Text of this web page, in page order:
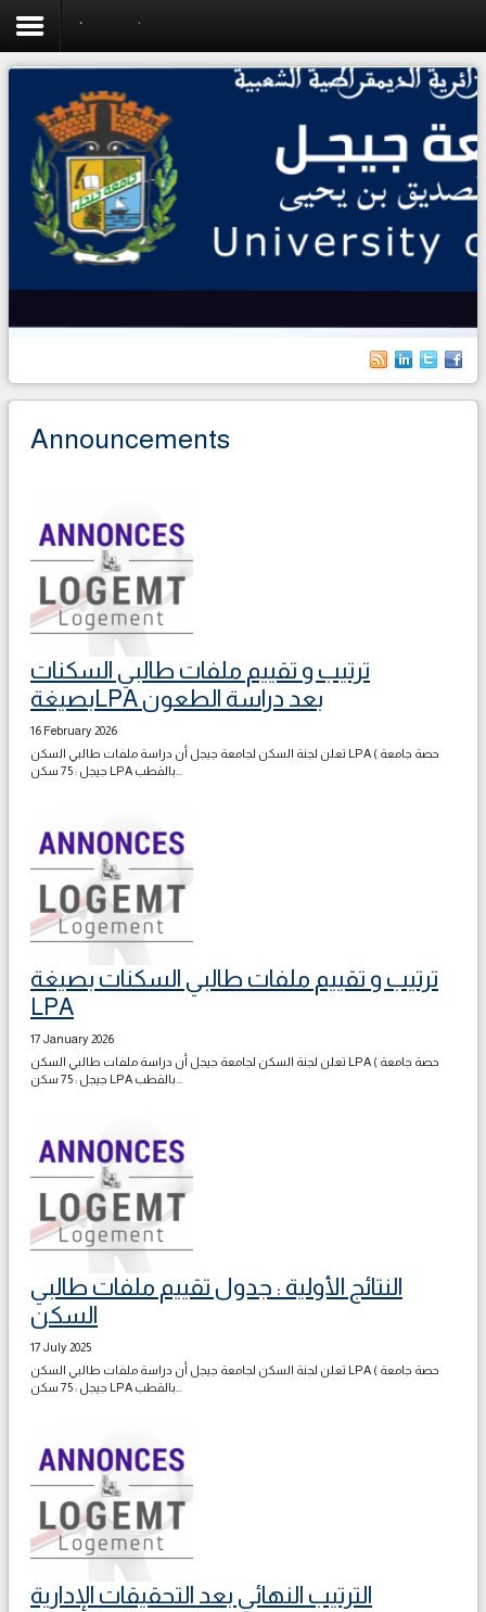
Home
University
Faculties
Academics
Research
Forecasting & Development
Announcements
Announcements
ترتيب و تقييم ملفات طالبي السكنات
بصيغةLPA بعد دراسة الطعون
16 February 2026
تعلن لجنة السكن لجامعة جيجل أن دراسة ملفات طالبي السكن LPA ( حصة جامعة
ترتيب و تقييم ملفات طالبي السكنات بصيغة
LPA
17 January 2026
تعلن لجنة السكن لجامعة جيجل أن دراسة ملفات طالبي السكن LPA ( حصة جامعة
النتائج الأولية : جدول تقييم ملفات طالبي
السكن
17 July 2025
تعلن لجنة السكن لجامعة جيجل أن دراسة ملفات طالبي السكن LPA ( حصة جامعة
الترتيب النهائي بعد التحقيقات الإدارية